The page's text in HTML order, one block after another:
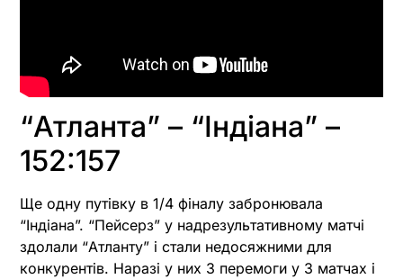
“Атланта” – “Індіана” –
152:157
Ще одну путівку в 1/4 фіналу забронювала
“Індіана”. “Пейсерз” у надрезультативному матчі
здолали “Атланту” і стали недосяжними для
конкурентів. Наразі у них 3 перемоги у 3 матчах і